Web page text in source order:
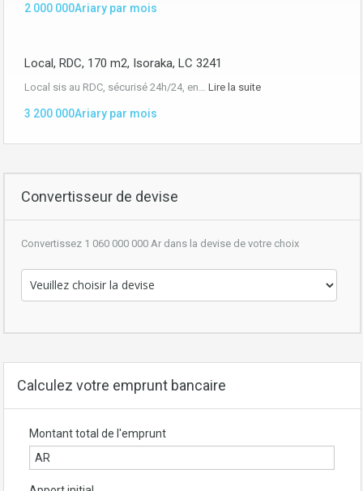
2 000 000Ariary par mois
Local, RDC, 170 m2, Isoraka, LC 3241
Local sis au RDC, sécurisé 24h/24, en… Lire la suite
3 200 000Ariary par mois
Convertisseur de devise
Convertissez 1 060 000 000 Ar dans la devise de votre choix
Calculez votre emprunt bancaire
Montant total de l'emprunt